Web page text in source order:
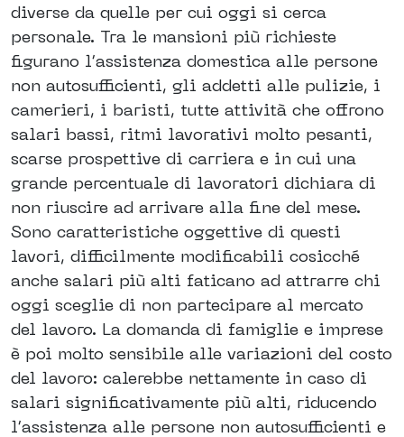
diverse da quelle per cui oggi si cerca
personale. Tra le mansioni più richieste
figurano l’assistenza domestica alle persone
non autosufficienti, gli addetti alle pulizie, i
camerieri, i baristi, tutte attività che offrono
salari bassi, ritmi lavorativi molto pesanti,
scarse prospettive di carriera e in cui una
grande percentuale di lavoratori dichiara di
non riuscire ad arrivare alla fine del mese.
Sono caratteristiche oggettive di questi
lavori, difficilmente modificabili cosicché
anche salari più alti faticano ad attrarre chi
oggi sceglie di non partecipare al mercato
del lavoro. La domanda di famiglie e imprese
è poi molto sensibile alle variazioni del costo
del lavoro: calerebbe nettamente in caso di
salari significativamente più alti, riducendo
l’assistenza alle persone non autosufficienti e